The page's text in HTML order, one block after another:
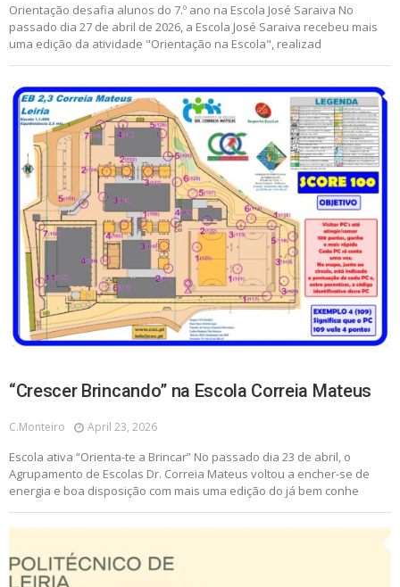
Orientação desafia alunos do 7.º ano na Escola José Saraiva No
passado dia 27 de abril de 2026, a Escola José Saraiva recebeu mais
uma edição da atividade "Orientação na Escola", realizad
“Crescer Brincando” na Escola Correia Mateus
C.monteiro April 23, 2026
Escola ativa “Orienta-te a Brincar” No passado dia 23 de abril, o
Agrupamento de Escolas Dr. Correia Mateus voltou a encher-se de
energia e boa disposição com mais uma edição do já bem conhe